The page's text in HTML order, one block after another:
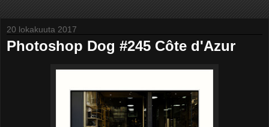
20 lokakuuta 2017
Photoshop Dog #245 Côte d'Azur